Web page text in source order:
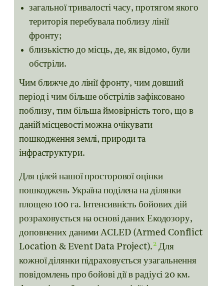
загальної тривалості часу, протягом якого
територія перебувала поблизу лінії
фронту;
близькістю до місць, де, як відомо, були
обстріли.
Чим ближче до лінії фронту, чим довший
період і чим більше обстрілів зафіксовано
поблизу, тим більша ймовірність того, що в
даній місцевості можна очікувати
пошкодження землі, природи та
інфраструктури.
Для цілей нашої просторової оцінки
пошкоджень Україна поділена на ділянки
площею 100 га. Інтенсивність бойових дій
розраховується на основі даних Екодозору,
доповнених даними ACLED (Armed Conflict
Location & Event Data Project).2 Для
кожної ділянки підраховується узагальнення
повідомлень про бойові дії в радіусі 20 км.